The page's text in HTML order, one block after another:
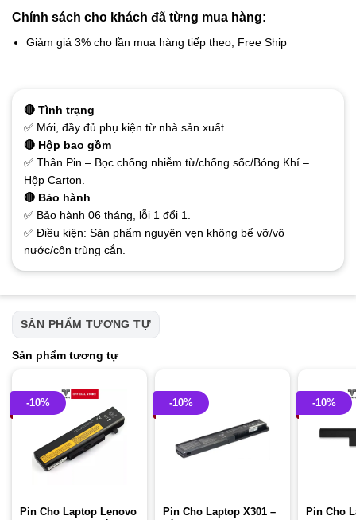
Chính sách cho khách đã từng mua hàng:
Giảm giá 3% cho lần mua hàng tiếp theo, Free Ship
🔴 Tình trạng
✅ Mới, đầy đủ phụ kiện từ nhà sản xuất.
🔴 Hộp bao gồm
✅ Thân Pin – Bọc chống nhiễm từ/chống sốc/Bóng Khí –
Hộp Carton.
🔴 Bảo hành
✅ Bảo hành 06 tháng, lỗi 1 đổi 1.
✅ Điều kiện: Sản phẩm nguyên vẹn không bể vỡ/vô
nước/côn trùng cắn.
SẢN PHẨM TƯƠNG TỰ
Sản phẩm tương tự
-10%
Pin Cho Laptop Lenovo
-10%
Pin Cho Laptop X301 –
-10%
Pin Cho